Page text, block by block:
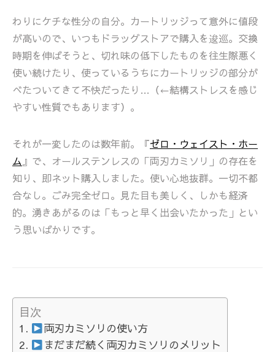
わりにケチな性分の自分。カートリッジって意外に値段
が高いので、いつもドラッグストアで購入を逡巡。交換
時期を伸ばそうと、切れ味の低下したものを往生際悪く
使い続けたり、使っているうちにカートリッジの部分が
べたついてきて不快だったり…（←結構ストレスを感じ
やすい性質でもあります）。
それが一変したのは数年前。『ゼロ・ウェイスト・ホー
ム 』で、オールステンレスの「両刃カミソリ」の存在を
知り、即ネット購入しました。使い心地抜群。一切不都
合なし。ごみ完全ゼロ。見た目も美しく、しかも経済
的。湧きあがるのは「もっと早く出会いたかった」とい
う思いばかりです。
目次
両刃カミソリの使い方
まだまだ続く両刃カミソリのメリット